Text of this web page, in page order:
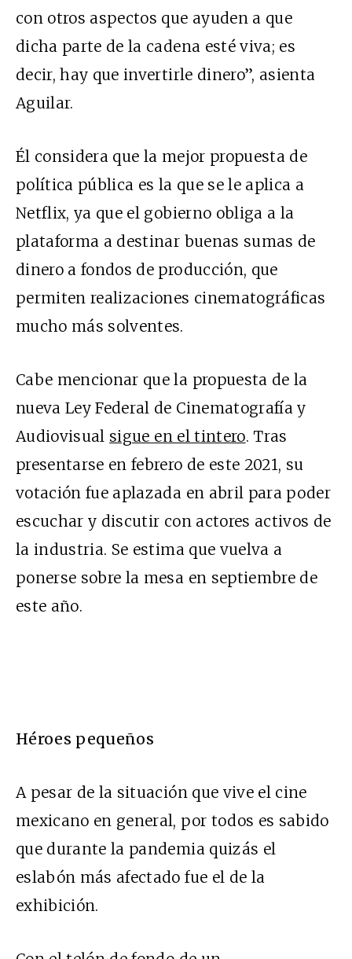
con otros aspectos que ayuden a que
dicha parte de la cadena esté viva; es
decir, hay que invertirle dinero”, asienta
Aguilar.
Él considera que la mejor propuesta de
política pública es la que se le aplica a
Netflix, ya que el gobierno obliga a la
plataforma a destinar buenas sumas de
dinero a fondos de producción, que
permiten realizaciones cinematográficas
mucho más solventes.
Cabe mencionar que la propuesta de la
nueva Ley Federal de Cinematografía y
Audiovisual sigue en el tintero. Tras
presentarse en febrero de este 2021, su
votación fue aplazada en abril para poder
escuchar y discutir con actores activos de
la industria. Se estima que vuelva a
ponerse sobre la mesa en septiembre de
este año.
Héroes pequeños
A pesar de la situación que vive el cine
mexicano en general, por todos es sabido
que durante la pandemia quizás el
eslabón más afectado fue el de la
exhibición.